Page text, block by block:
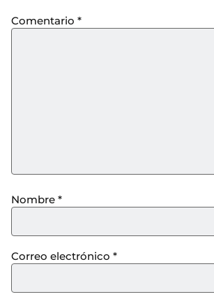
Comentario *
Nombre *
Correo electrónico *